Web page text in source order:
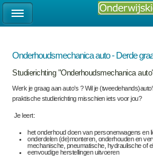
Onderhoudsmechanica auto - Derde
Studierichting "Onderhoudsmechanica
Werk je graag aan auto’s ? Wil je
praktische studierichting misschien iets voor jou?
Je leert:
het onderhoud doen van personenwagens en
onderdelen (de)monteren, onderhouden en
mechanische, pneumatische, hydraulische of
eenvoudige herstellingen uitvoeren